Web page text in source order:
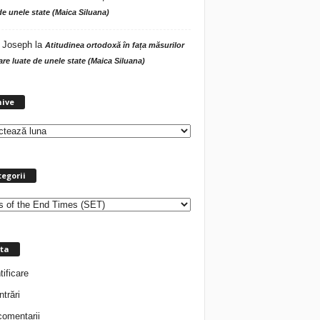
unele state (Maica Siluana)
Josephla Atitudinea ortodoxă în fața măsurilor
luate de unele state (Maica Siluana)
i